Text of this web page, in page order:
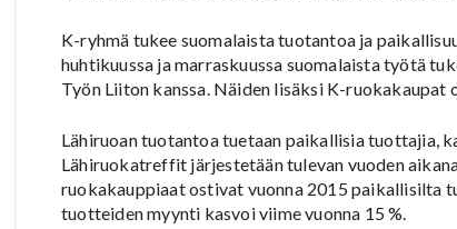
K-ryhmä tukee suomalaista tuotantoa ja
huhtikuussa ja marraskuussa suomalaista työtä
Työn Liiton kanssa. Näiden lisäksi K-ruokakaupat
Lähiruoan tuotantoa tuetaan paikallisia tuottajia,
Lähiruokatreffit järjestetään tulevan vuoden
ruokakauppiaat ostivat vuonna 2015
tuotteiden myynti kasvoi viime vuonna 15 %.